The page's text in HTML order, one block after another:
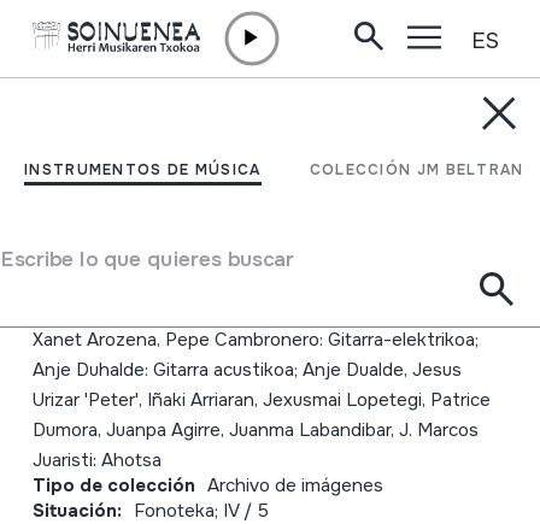
INSTRUMENTOS DE MÚSICA COLECCIÓN JM BELTRAN
Escribe lo que quieres buscar
ES
Zuzenean 1972-2005
Akelarre; Pako Diaz: Bateria; J. Markos Juaristi: Baxua;
Juan Luis Ibarzabal, Aitor Amezaga, Juanma Labandibar,
Xanet Arozena, Pepe Cambronero: Gitarra-elektrikoa;
Anje Duhalde: Gitarra acustikoa; Anje Dualde, Jesus
Urizar 'Peter', Iñaki Arriaran, Jexusmai Lopetegi, Patrice
Dumora, Juanpa Agirre, Juanma Labandibar, J. Marcos
Juaristi: Ahotsa
Tipo de colección Archivo de imágenes
Situación: Fonoteka; IV / 5